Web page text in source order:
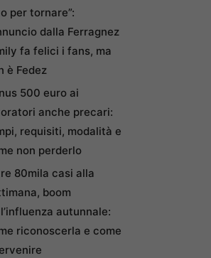
per tornare”:
dalla Ferragnez
fa felici i fans, ma
è Fedez
500 euro ai
anche precari:
requisiti, modalità e
non perderlo
80mila casi alla
boom
autunnale:
riconoscerla e come